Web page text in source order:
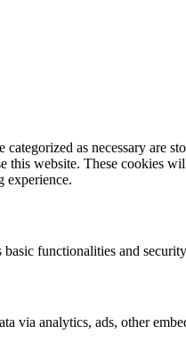
as necessary are
this website. These cookies
experience.
functionalities and
analytics, ads, other